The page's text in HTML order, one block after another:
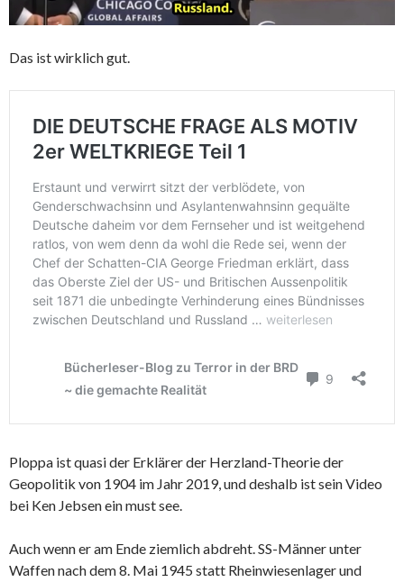
Das ist wirklich gut.
Ploppa ist quasi der Erklärer der Herzland-Theorie der
Geopolitik von 1904 im Jahr 2019, und deshalb ist sein Video
bei Ken Jebsen ein must see.
Auch wenn er am Ende ziemlich abdreht. SS-Männer unter
Waffen nach dem 8. Mai 1945 statt Rheinwiesenlager und